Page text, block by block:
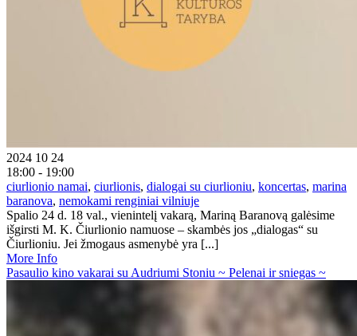
2024 10 24
18:00 - 19:00
ciurlionio namai, ciurlionis, dialogai su ciurlioniu, koncertas, marina
baranova, nemokami renginiai vilniuje
Spalio 24 d. 18 val., vienintelį vakarą, Mariną Baranovą galėsime
išgirsti M. K. Čiurlionio namuose – skambės jos „dialogas“ su
Čiurlioniu. Jei žmogaus asmenybė yra [...]
More Info
Pasaulio kino vakarai su Audriumi Stoniu ~ Pelenai ir sniegas ~